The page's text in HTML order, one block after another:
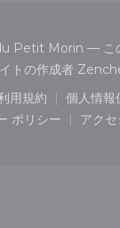
Petit Morin — こ
イトの作成者
いウィンドウで開
用規約
((新しいウィン
個人情報
ポリシー
((新しいウィンド
アク